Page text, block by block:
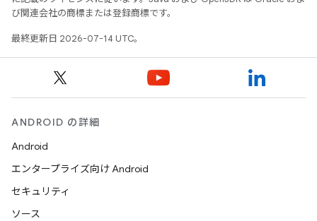
び関連会社の商標または登録商標です。
最終更新日 2026-07-14 UTC。
ANDROID の詳細
Android
エンタープライズ向け Android
セキュリティ
ソース